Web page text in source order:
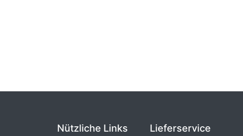
Nützliche Links Lieferservice